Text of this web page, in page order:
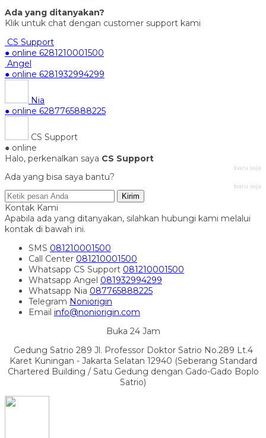
Ada yang ditanyakan?
Klik untuk chat dengan customer support kami
CS Support
● online 6281210001500
Angel
● online 6281932994299
Nia
● online 6287765888225
CS Support
● online
Halo, perkenalkan saya CS Support
baru saja
Ada yang bisa saya bantu?
baru saja
Kirim
Kontak Kami
Apabila ada yang ditanyakan, silahkan hubungi kami melalui
kontak di bawah ini.
SMS 081210001500
Call Center 081210001500
Whatsapp CS Support 081210001500
Whatsapp Angel 081932994299
Whatsapp Nia 087765888225
Telegram Noniorigin
Email info@noniorigin.com
Buka 24 Jam
Gedung Satrio 289 Jl. Professor Doktor Satrio No.289 Lt.4
Karet Kuningan - Jakarta Selatan 12940 (Seberang Standard
Chartered Building / Satu Gedung dengan Gado-Gado Boplo
Satrio)